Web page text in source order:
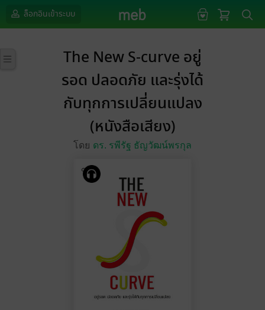
ล็อกอินเข้าระบบ
The New S-curve อยู่
รอด ปลอดภัย และรุ่งได้
กับทุกการเปลี่ยนแปลง
(หนังสือเสียง)
โดย ดร. รพีรัฐ ธัญวัฒน์พรกุล